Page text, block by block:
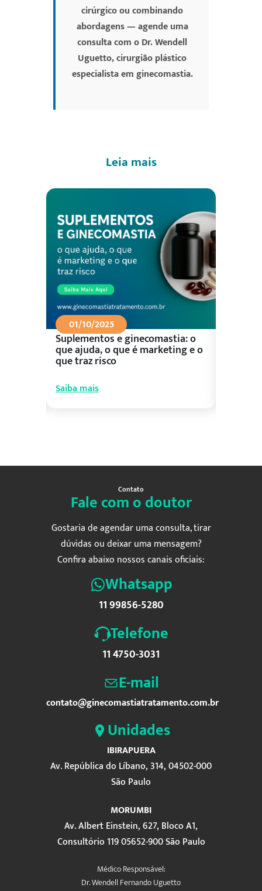
cirúrgico ou combinando
abordagens — agende uma
consulta com o Dr. Wendell
Uguetto, cirurgião plástico
especialista em ginecomastia.
Leia mais
01/10/2025
Suplementos e ginecomastia: o
que ajuda, o que é marketing e o
que traz risco
Saiba mais
Contato
Fale com o doutor
Gostaria de agendar uma consulta, tirar
dúvidas ou deixar uma mensagem?
Confira abaixo nossos canais oficiais:
Whatsapp
11 99856-5280
Telefone
11 4750-3031
E-mail
contato@ginecomastiatratamento.com.br
Unidades
IBIRAPUERA
Av. República do Líbano, 314, 04502-000
São Paulo
MORUMBI
Av. Albert Einstein, 627, Bloco A1,
Consultório 119 05652-900 São Paulo
Médico Responsável:
Dr. Wendell Fernando Uguetto